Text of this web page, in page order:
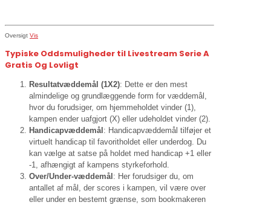
Oversigt Vis
Typiske Oddsmuligheder til Livestream Serie A
Gratis Og Lovligt
Resultatvæddemål (1X2): Dette er den mest
almindelige og grundlæggende form for væddemål,
hvor du forudsiger, om hjemmeholdet vinder (1),
kampen ender uafgjort (X) eller udeholdet vinder (2).
Handicapvæddemål : Handicapvæddemål tilføjer et
virtuelt handicap til favoritholdet eller underdog. Du
kan vælge at satse på holdet med handicap +1 eller
-1, afhængigt af kampens styrkeforhold.
Over/Under-væddemål : Her forudsiger du, om
antallet af mål, der scores i kampen, vil være over
eller under en bestemt grænse, som bookmakeren